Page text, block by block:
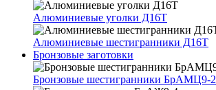
Алюминиевые уголки Д16Т
Алюминиевые шестигранники Д16Т
Бронзовые заготовки
Бронзовые шестигранники БрАМЦ9-2